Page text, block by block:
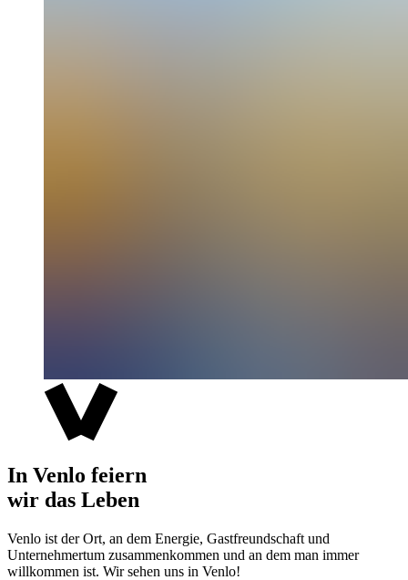
In Venlo feiern
wir das Leben
Venlo ist der Ort, an dem Energie, Gastfreundschaft und
Unternehmertum zusammenkommen und an dem man immer
willkommen ist. Wir sehen uns in Venlo!